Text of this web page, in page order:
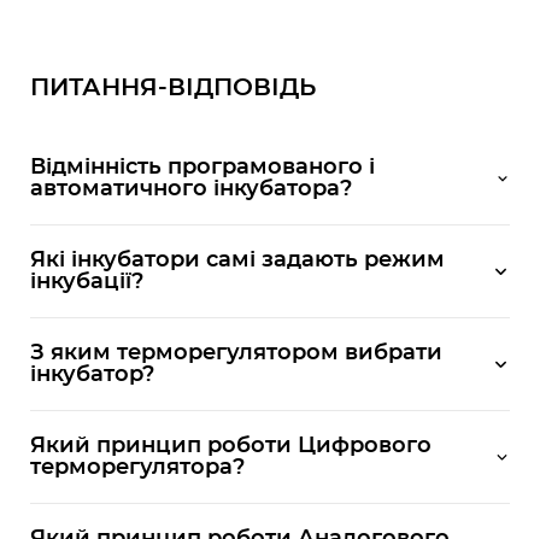
ПИТАННЯ-ВІДПОВІДЬ
Відмінність програмованого і
автоматичного інкубатора?
Які інкубатори самі задають режим
інкубації?
З яким терморегулятором вибрати
інкубатор?
Який принцип роботи Цифрового
терморегулятора?